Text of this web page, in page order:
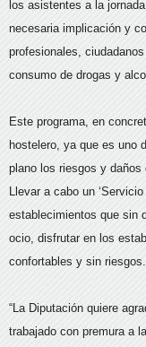
los asistentes a la
necesaria implicación y
profesionales,
consumo de drogas y
Este programa, en
hostelero, ya que es uno
plano los riesgos y
Llevar a cabo un
establecimientos que sin
ocio, disfrutar en los
confortables y sin riesgos.
“La Diputación quiere
trabajado con premura a